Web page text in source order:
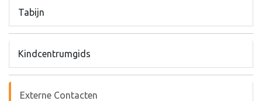
Tabijn
Kindcentrumgids
Externe Contacten